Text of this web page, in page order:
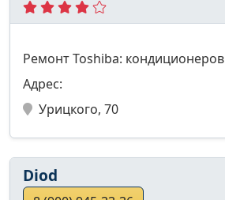
Ремонт Toshiba: кондиционеров
Адрес:
Урицкого, 70
Diod